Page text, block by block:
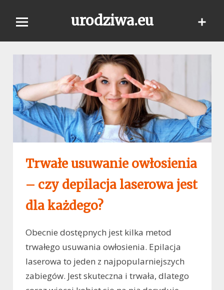
urodziwa.eu
Trwałe usuwanie owłosienia
– czy depilacja laserowa jest
dla każdego?
Obecnie dostępnych jest kilka metod
trwałego usuwania owłosienia. Epilacja
laserowa to jeden z najpopularniejszych
zabiegów. Jest skuteczna i trwała, dlatego